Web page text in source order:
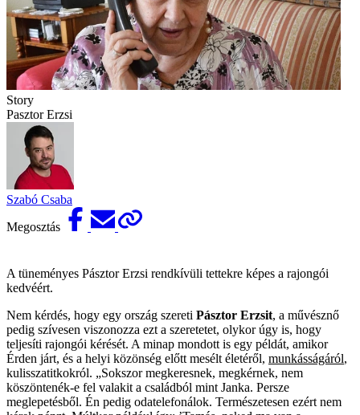
Story
Pasztor Erzsi
Szabó Csaba
Megosztás
A tüneményes Pásztor Erzsi rendkívüli tettekre képes a rajongói
kedvéért.
Nem kérdés, hogy egy ország szereti Pásztor Erzsit, a művésznő
pedig szívesen viszonozza ezt a szeretetet, olykor úgy is, hogy
teljesíti rajongói kérését. A minap mondott is egy példát, amikor
Érden járt, és a helyi közönség előtt mesélt életéről, munkásságáról,
kulisszatitkokról. „Sokszor megkeresnek, megkérnek, nem
köszöntenék-e fel valakit a családból mint Janka. Persze
meglepetésből. Én pedig odatelefonálok. Természetesen ezért nem